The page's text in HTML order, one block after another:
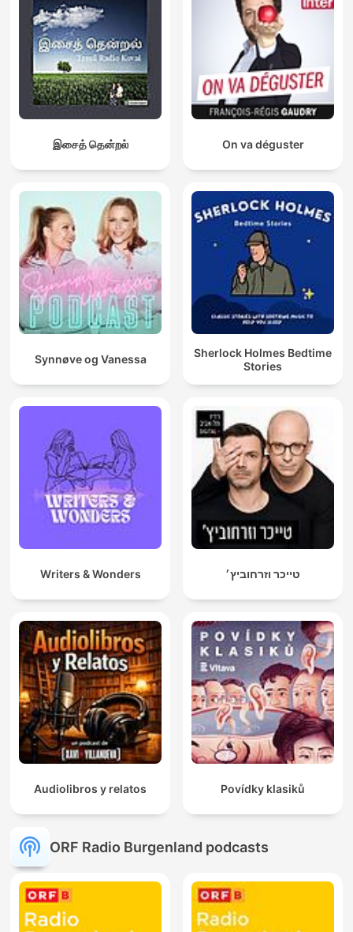
இசைத் தென்றல் On va déguster
Synnøve og Vanessa
Sherlock Holmes Bedtime
Stories
Writers & Wonders טייכר וזרחוביץ׳
Audiolibros y relatos Povídky klasiků
ORF Radio Burgenland podcasts